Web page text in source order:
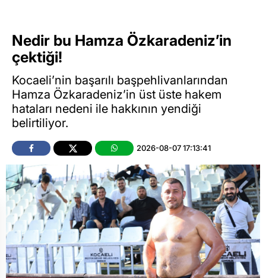
Nedir bu Hamza Özkaradeniz’in
çektiği!
Kocaeli’nin başarılı başpehlivanlarından
Hamza Özkaradeniz’in üst üste hakem
hataları nedeni ile hakkının yendiği
belirtiliyor.
2026-08-07 17:13:41